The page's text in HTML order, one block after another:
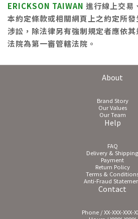
ERICKSON TAIWAN 進行線上交易
本約定條款或相關網頁上之約定所
涉訟，除法律另有強制規定者應依
法院為第一審管轄法院。
About
Brand Story
Our Values
Our Team
Help
FAQ
Delivery & Shipping
Payment
Return Policy
Terms &
Anti-Fraud
Contact
Phone / XX-XXX-XXX-